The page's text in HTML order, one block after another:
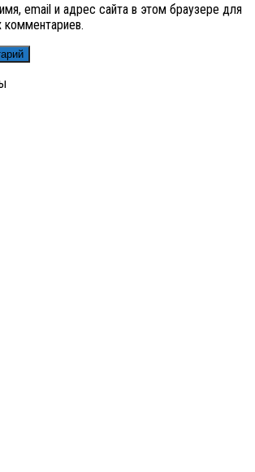
email и адрес сайта в этом браузере для